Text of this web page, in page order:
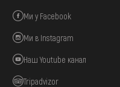
Ми у Facebook
Ми в Instagram
Наш Youtube канал
Tripadvizor